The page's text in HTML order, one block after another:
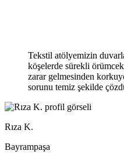
Tekstil atölyemizin
köşelerde sürekli
zarar gelmesinden
sorunu temiz şekilde
Rıza K.
Bayrampaşa